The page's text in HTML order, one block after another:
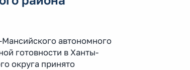
автономного
готовности в Ханты-
округа принято